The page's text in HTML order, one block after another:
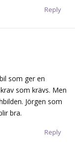
Reply
som ger en
som krävs. Men
Jörgen som
bra.
Reply